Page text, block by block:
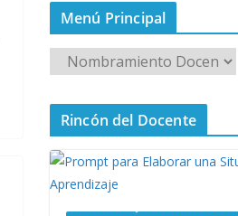
Menú Principal
e
n
P
i
Rincón del Docente